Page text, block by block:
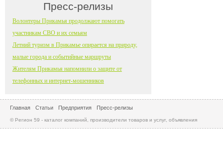
Пресс-релизы
Волонтеры Прикамья продолжают помогать
участникам СВО и их семьям
Летний туризм в Прикамье опирается на природу,
малые города и событийные маршруты
Жителям Прикамья напомнили о защите от
телефонных и интернет-мошенников
Главная Статьи Предприятия Пресс-релизы
© Регион 59 - каталог компаний, производители товаров и услуг, объявления